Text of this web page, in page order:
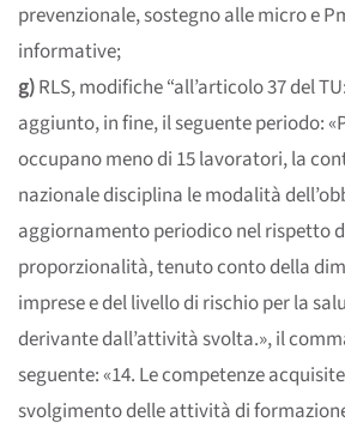
prevenzionale, sostegno alle micro e
informative;
g)RLS, modifiche “all’articolo 37 del
aggiunto, in fine, il seguente periodo:
occupano meno di 15 lavoratori, la
nazionale disciplina le modalità
aggiornamento periodico nel rispetto
proporzionalità, tenuto conto della
imprese e del livello di rischio per la
derivante dall’attività svolta.», il
seguente: «14. Le competenze
svolgimento delle attività di